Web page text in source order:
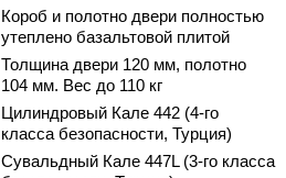
Короб и полотно двери полностью
утеплено базальтовой плитой
Толщина двери 120 мм, полотно
104 мм. Вес до 110 кг
Цилиндровый Кале 442 (4-го
класса безопасности, Турция)
Сувальдный Кале 447L (3-го класса